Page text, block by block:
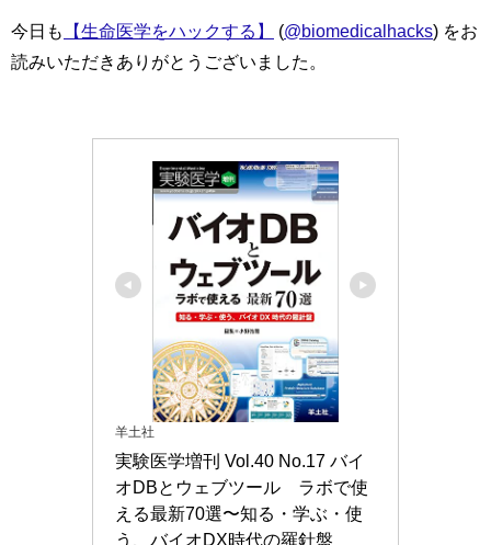
今日も 【生命医学をハックする】 (@biomedicalhacks) をお
読みいただきありがとうございました。
羊土社
実験医学増刊 Vol.40 No.17 バイ
オDBとウェブツール　ラボで使
える最新70選〜知る・学ぶ・使
う、バイオDX時代の羅針盤